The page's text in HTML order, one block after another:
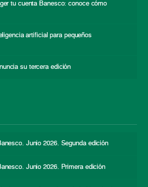
tu cuenta Banesco: conoce cómo
artificial para pequeños
su tercera edición
Junio 2026. Segunda edición
Junio 2026. Primera edición